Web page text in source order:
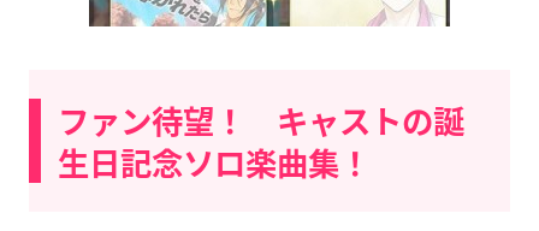
ファン待望！ キャストの誕
生日記念ソロ楽曲集！